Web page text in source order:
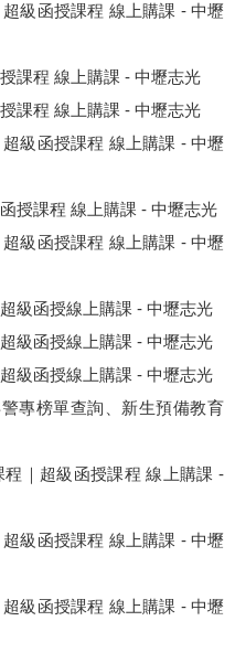
級函授課程 線上購課 - 中壢
課程 線上購課 - 中壢志光
課程 線上購課 - 中壢志光
級函授課程 線上購課 - 中壢
授課程 線上購課 - 中壢志光
級函授課程 線上購課 - 中壢
級函授線上購課 - 中壢志光
級函授線上購課 - 中壢志光
級函授線上購課 - 中壢志光
專榜單查詢、新生預備教育
｜超級函授課程 線上購課 -
級函授課程 線上購課 - 中壢
級函授課程 線上購課 - 中壢